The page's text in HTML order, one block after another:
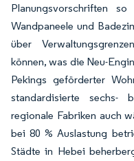
Planungsvorschriften
Wandpaneele und
über
können, was die Neu-
Pekings geförderter
standardisierte sechs-
regionale Fabriken auch
bei 80 % Auslastung
Städte in Hebei